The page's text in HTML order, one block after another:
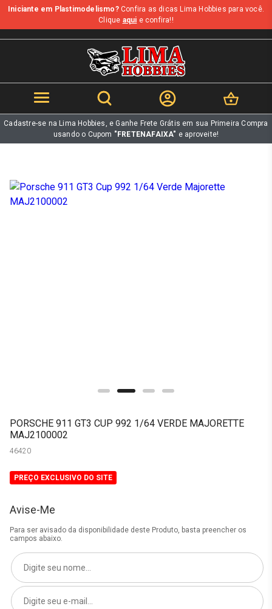
b
Iniciante em Plastimodelismo?Confira as dicas Lima Hobbies para você.
Clique aqui e confira!!
Cadastre-se na Lima Hobbies, e Ganhe Frete Grátis em sua Primeira Compra
usando o Cupom "FRETENAFAIXA" e aproveite!
PORSCHE 911 GT3 CUP 992 1/64 VERDE MAJORETTE
MAJ2100002
46420
PREÇO EXCLUSIVO DO SITE
Avise-Me
Para ser avisado da disponibilidade deste Produto, basta preencher os
campos abaixo.